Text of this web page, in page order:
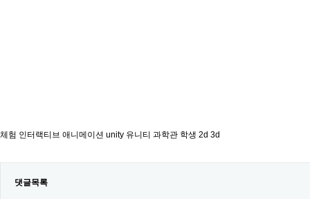
체험 인터랙티브 애니메이션 unity 유니티 과학관 학생 2d 3d
댓글목록